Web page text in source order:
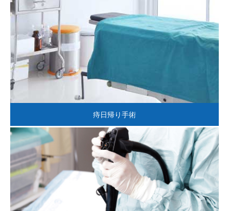
痔日帰り手術